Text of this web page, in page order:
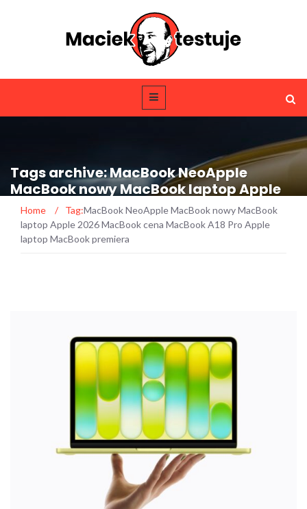
Tags archive: MacBook NeoApple
MacBook nowy MacBook laptop Apple
2026 MacBook cena MacBook A18 Pro
Apple laptop MacBook premiera
Home / Tag:MacBook NeoApple MacBook nowy MacBook
laptop Apple 2026 MacBook cena MacBook A18 Pro Apple
laptop MacBook premiera